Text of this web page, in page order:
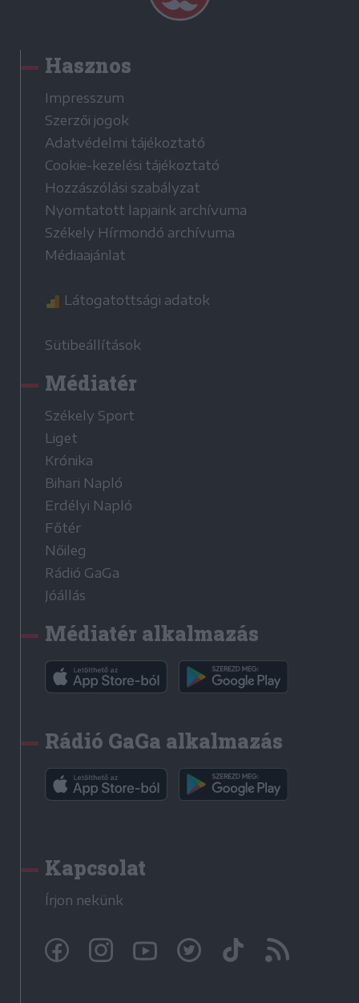
Hasznos
Impresszum
Szerzői jogok
Adatvédelmi tájékoztató
Cookie-kezelési tájékoztató
Hozzászólási szabályzat
Nyomtatott lapjaink archívuma
Székely Hírmondó archívuma
Médiaajánlat
Látogatottsági adatok
Sütibeállítások
Médiatér
Székely Sport
Liget
Krónika
Bihari Napló
Erdélyi Napló
Főtér
Nőileg
Rádió GaGa
Jóállás
Médiatér alkalmazás
Rádió GaGa alkalmazás
Kapcsolat
Írjon nekünk